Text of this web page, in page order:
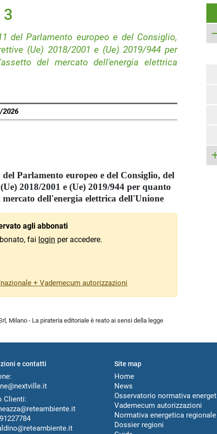
3
del Parlamento europeo e del Consiglio,
(Ue) 2018/2001 e (Ue) 2019/944 per
del mercato dell'energia elettrica
2026
Parlamento europeo e del Consiglio, del
2018/2001 e (Ue) 2019/944 per quanto
dell'energia elettrica dell'Unione
agli abbonati
fai login per accedere.
+ Vademecum autorizzazioni
Milano - La pirateria editoriale è reato ai sensi della legge
e contatti
Clienti:
Site map
Home
News
Osservatorio normativa
Vademecum autorizzazioni
Normativa energetica regionale
Dossier regioni